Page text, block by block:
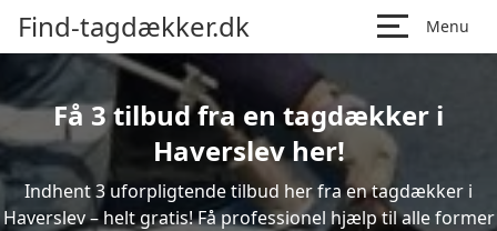
Find-tagdækker.dk Menu
Få 3 tilbud fra en tagdækker i
Haverslev her!
Indhent 3 uforpligtende tilbud her fra en tagdækker i
Haverslev – helt gratis! Få professionel hjælp til alle former